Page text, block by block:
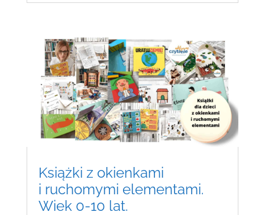
Książki z okienkami
i ruchomymi elementami.
Wiek 0-10 lat.